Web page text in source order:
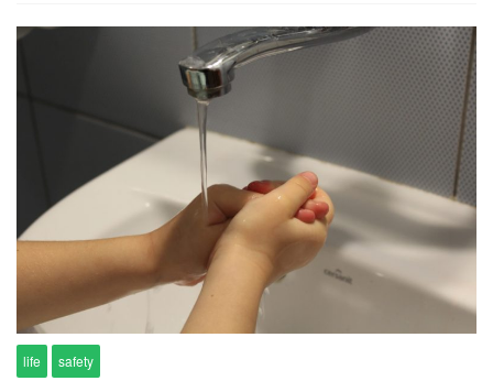
life safety